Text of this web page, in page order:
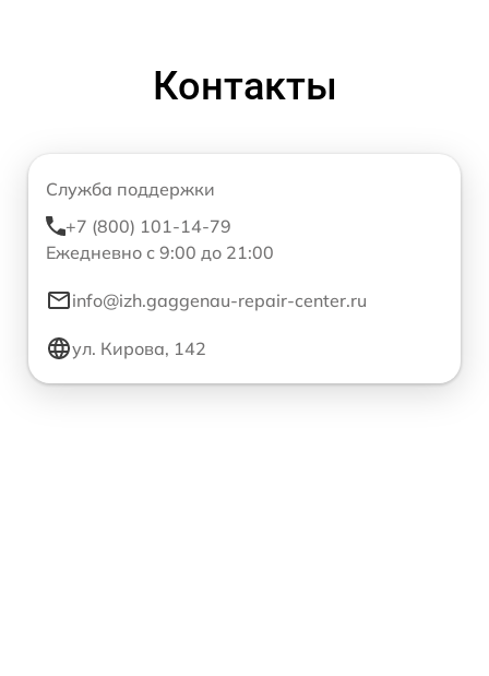
Контакты
Служба поддержки
+7 (800) 101-14-79
Ежедневно с 9:00 до 21:00
info@izh.gaggenau-repair-center.ru
ул. Кирова, 142